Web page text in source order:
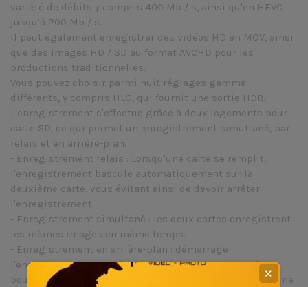
variété de débits y compris 400 Mb / s, ainsi qu'en HEVC
jusqu'à 200 Mb / s.
Il peut également enregistrer des vidéos HD en MOV, ainsi
que des images HD / SD au format AVCHD pour les
productions traditionnelles.
Vous pouvez choisir parmi huit réglages gamma
différents, y compris HLG, qui fournit une sortie HDR.
L'enregistrement s'effectue grâce à deux logements pour
carte SD, ce qui permet un enregistrement simultané, par
relais et en arrière-plan.
- Enregistrement relais : Lorsqu'une carte se remplit,
l'enregistrement bascule automatiquement sur la
deuxième carte, vous évitant ainsi de devoir arrêter
l'enregistrement.
- Enregistrement simultané : les deux cartes enregistrent
les mêmes images en même temps.
- Enregistrement en arrière-plan : démarrage
l'enregistrement simultané des deux cartes, mais le
bouton Marche / Arrêt suspendra l'enregistrement sur une
✕